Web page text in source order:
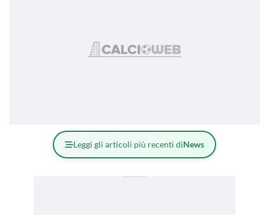
Leggi gli articoli più recenti diNews